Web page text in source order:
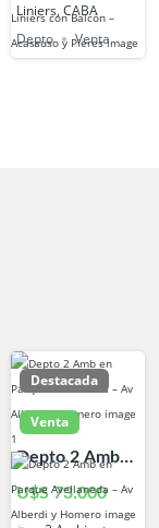
Liniers, CABA
Depto
Venta
Destacada
Venta
Depto 2 Amb
en Parque
Avellaneda –
U$S 73.000